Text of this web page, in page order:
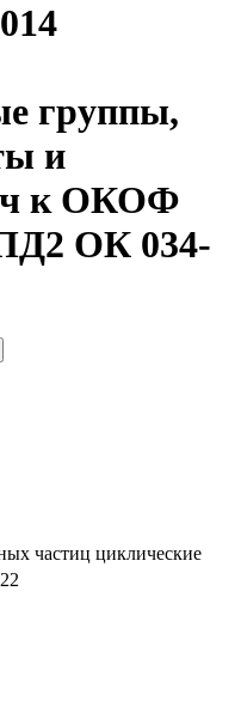
группы,
и
к ОКОФ
ОК 034-
частиц циклические